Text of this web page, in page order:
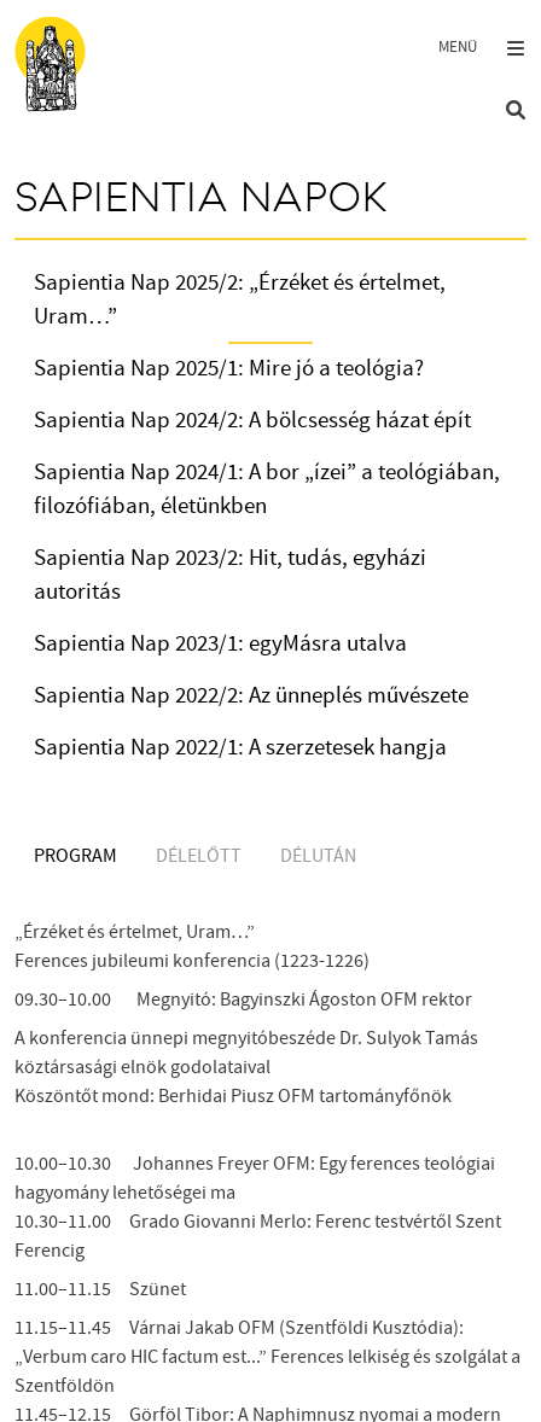
Ugrás a tartalomra
SAPIENTIA NAPOK
Sapientia Nap 2025/2: „Érzéket és értelmet,
Uram…”
Sapientia Nap 2025/1: Mire jó a teológia?
Sapientia Nap 2024/2: A bölcsesség házat épít
Sapientia Nap 2024/1: A bor „ízei” a teológiában,
filozófiában, életünkben
Sapientia Nap 2023/2: Hit, tudás, egyházi
autoritás
Sapientia Nap 2023/1: egyMásra utalva
Sapientia Nap 2022/2: Az ünneplés művészete
Sapientia Nap 2022/1: A szerzetesek hangja
PROGRAM DÉLELŐTT DÉLUTÁN
„Érzéket és értelmet, Uram…”
Ferences jubileumi konferencia (1223-1226)
09.30–10.00 Megnyitó: Bagyinszki Ágoston OFM rektor
A konferencia ünnepi megnyitóbeszéde Dr. Sulyok Tamás
köztársasági elnök godolataival
Köszöntőt mond: Berhidai Piusz OFM tartományfőnök
10.00–10.30 Johannes Freyer OFM: Egy ferences teológiai
hagyomány lehetőségei ma
10.30–11.00 Grado Giovanni Merlo: Ferenc testvértől Szent
Ferencig
11.00–11.15 Szünet
11.15–11.45 Várnai Jakab OFM (Szentföldi Kusztódia):
„Verbum caro HIC factum est...” Ferences lelkiség és szolgálat a
Szentföldön
11.45–12.15 Görföl Tibor: A Naphimnusz nyomai a modern